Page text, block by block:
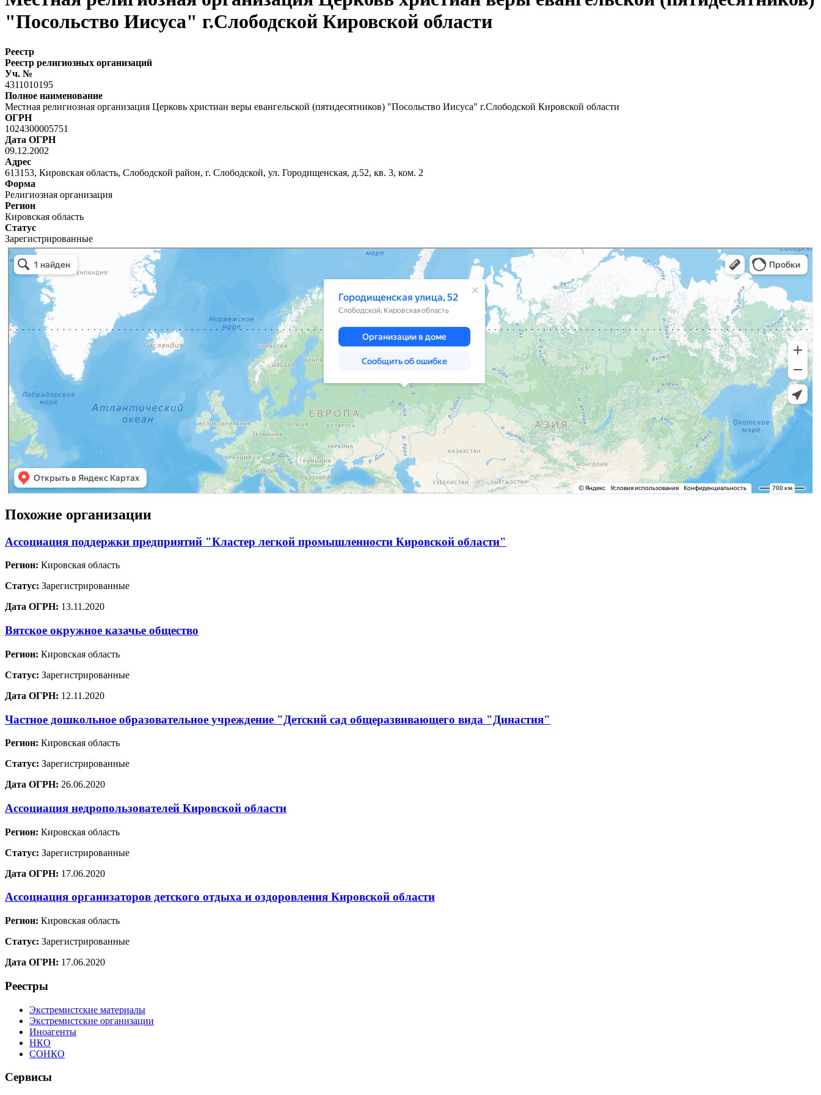
"Посольство Иисуса" г.Слободской Кировской области
Реестр
Реестр религиозных организаций
Уч. №
4311010195
Полное наименование
Местная религиозная организация Церковь христиан веры евангельской (пятидесятников) "Посольство Иисуса" г.Слободской Кировской области
ОГРН
1024300005751
Дата ОГРН
09.12.2002
Адрес
613153, Кировская область, Слободской район, г. Слободской, ул. Городищенская, д.52, кв. 3, ком. 2
Форма
Религиозная организация
Регион
Кировская область
Статус
Зарегистрированные
Похожие организации
Ассоциация поддержки предприятий "Кластер легкой промышленности Кировской области"
Регион: Кировская область
Статус: Зарегистрированные
Дата ОГРН: 13.11.2020
Вятское окружное казачье общество
Регион: Кировская область
Статус: Зарегистрированные
Дата ОГРН: 12.11.2020
Частное дошкольное образовательное учреждение "Детский сад общеразвивающего вида "Династия"
Регион: Кировская область
Статус: Зарегистрированные
Дата ОГРН: 26.06.2020
Ассоциация недропользователей Кировской области
Регион: Кировская область
Статус: Зарегистрированные
Дата ОГРН: 17.06.2020
Ассоциация организаторов детского отдыха и оздоровления Кировской области
Регион: Кировская область
Статус: Зарегистрированные
Дата ОГРН: 17.06.2020
Реестры
Экстремистские материалы
Экстремистские организации
Иноагенты
НКО
СОНКО
Сервисы